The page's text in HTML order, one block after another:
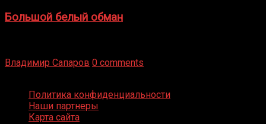
Большой белый обман
Владимир Сапаров 0 comments
Политика конфиденциальности
Наши партнеры
Карта сайта